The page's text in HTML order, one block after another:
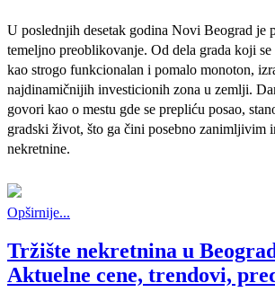
U poslednjih desetak godina Novi Beograd je
temeljno preoblikovanje. Od dela grada koji
kao strogo funkcionalan i pomalo monoton,
najdinamičnijih investicionih zona u zemlji.
govori kao o mestu gde se prepliću posao,
gradski život, što ga čini posebno zanimljivim
nekretnine.
Opširnije...
Tržište nekretnina u
Aktuelne cene, trendovi,